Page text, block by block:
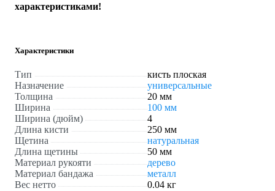
характеристиками!
Характеристики
Тип
кисть плоская
Назначение
универсальные
Толщина
20 мм
Ширина
100 мм
Ширина (дюйм)
4
Длина кисти
250 мм
Щетина
натуральная
Длина щетины
50 мм
Материал рукояти
дерево
Материал бандажа
металл
Вес нетто
0.04 кг